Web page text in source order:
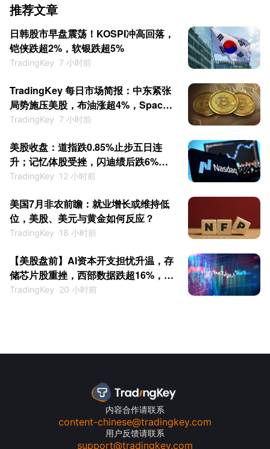
推荐文章
日韩股市早盘震荡！KOSPI冲高回落，
铠侠跌超2%，软银跌超5%
TradingKey 7 小时前
TradingKey 每日市场简报：中东紧张
局势施压美股，布油涨超4%，SpaceX
解禁日大涨逾6%
TradingKey 7 小时前
美股收盘：道指跌0.85%止步五日连
升；记忆体股受挫，闪迪绩后跌6%，
西部数据跌13%
TradingKey 12 小时前
美国7月非农前瞻：就业增长或维持低
位，美股、美元与黄金如何反应？
TradingKey 18 小时前
【美股盘前】AI资本开支担忧升温，存
储芯片股重挫，西部数据跌超16%，闪
迪跌超10%
TradingKey 20 小时前
内容合作请联系
content-chinese@tradingkey.com
用户反馈请联系
support@tradingkey.com